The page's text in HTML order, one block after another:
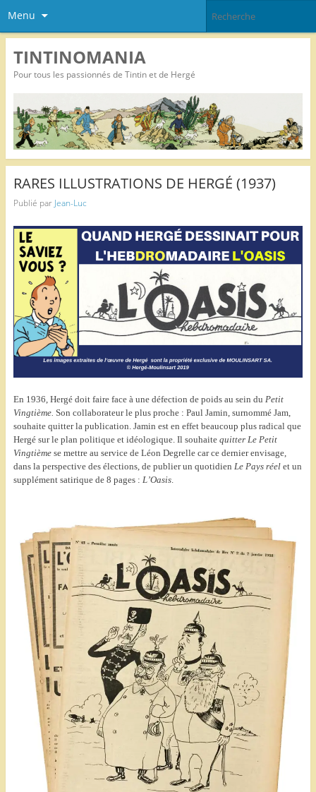
Menu
TINTINOMANIA
Pour tous les passionnés de Tintin et de Hergé
RARES ILLUSTRATIONS DE HERGÉ (1937)
Publié par Jean-Luc
En 1936, Hergé doit faire face à une défection de poids au sein du Petit
Vingtième. Son collaborateur le plus proche : Paul Jamin, surnommé Jam,
souhaite quitter la publication. Jamin est en effet beaucoup plus radical que
Hergé sur le plan politique et idéologique. Il souhaite quitter Le Petit
Vingtièmese mettre au service de Léon Degrelle car ce dernier envisage,
dans la perspective des élections, de publier un quotidien Le Pays réelet un
supplément satirique de 8 pages : L’Oasis.